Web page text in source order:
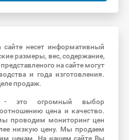
несет информативный
размеры, вес, содержание,
на сайте могут
и года изготовления.
продаж.
- это огромный выбор
цена и качество.
проводим мониторинг цен
низкую цену. Мы продаем
ценам. На нашем сайте Вы